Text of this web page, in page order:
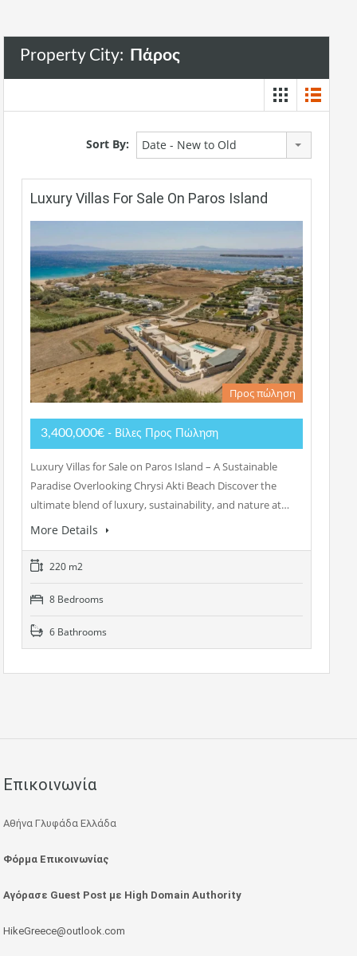
Property City: Πάρος
Sort By: Date - New to Old
Luxury Villas For Sale On Paros Island
Προς πώληση
3,400,000€ - Βίλες Προς Πώληση
Luxury Villas for Sale on Paros Island – A Sustainable
Paradise Overlooking Chrysi Akti Beach Discover the
ultimate blend of luxury, sustainability, and nature at…
More Details
220 m2
8 Bedrooms
6 Bathrooms
Επικοινωνία
Αθήνα Γλυφάδα Ελλάδα
Φόρμα Επικοινωνίας
Αγόρασε Guest Post με High Domain Authority
HikeGreece@outlook.com